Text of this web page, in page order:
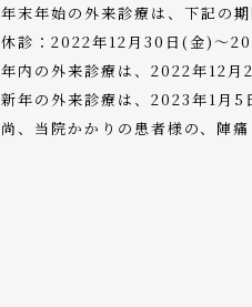
年末年始の外来診療は、下記の
休診：2022年12月30日(金)～
年内の外来診療は、2022年12月
新年の外来診療は、2023年1月5
尚、当院かかりの患者様の、陣